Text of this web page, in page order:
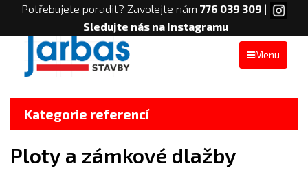
Potřebujete poradit? Zavolejte nám 776 039 309 |
Sledujte nás na Instagramu
Menu
Kategorie referencí
Ploty a zámkové dlažby